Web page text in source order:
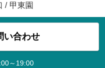
/ 甲東園
い合わせ
～19:00